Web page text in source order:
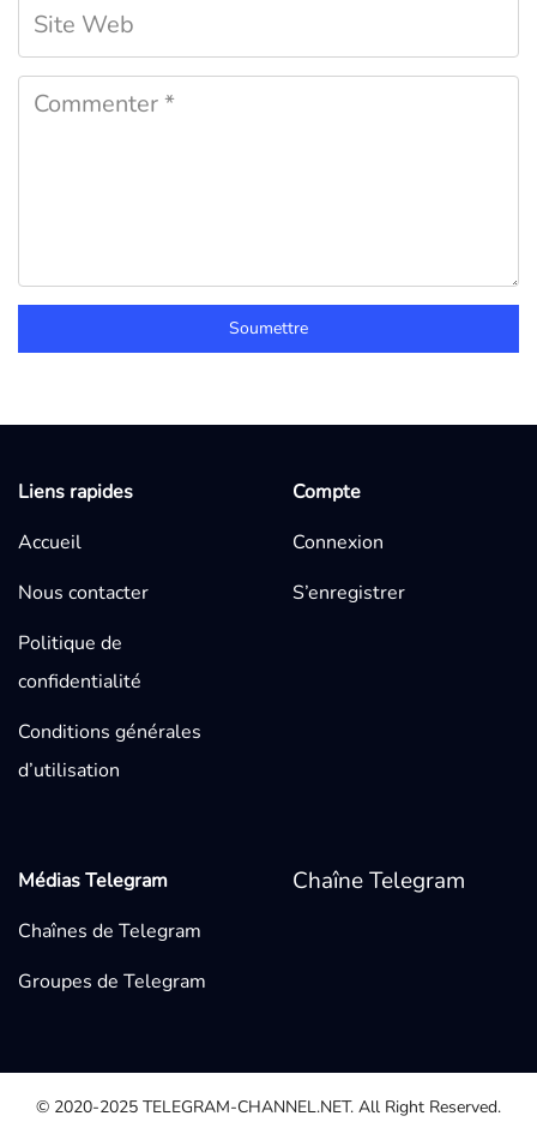
Soumettre
Liens rapides
Accueil
Nous contacter
Politique de
confidentialité
Conditions générales
d’utilisation
Compte
Connexion
S’enregistrer
Médias Telegram
Chaînes de Telegram
Groupes de Telegram
Chaîne Telegram
© 2020-2025 TELEGRAM-CHANNEL.NET. All Right Reserved.